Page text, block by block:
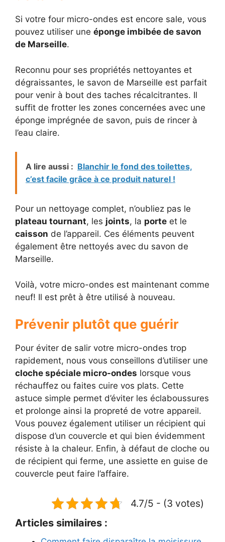
Si votre four micro-ondes est encore sale, vous
pouvez utiliser une éponge imbibée de savon
de Marseille.
Reconnu pour ses propriétés nettoyantes et
dégraissantes, le savon de Marseille est parfait
pour venir à bout des taches récalcitrantes. Il
suffit de frotter les zones concernées avec une
éponge imprégnée de savon, puis de rincer à
l’eau claire.
A lire aussi : Blanchir le fond des toilettes,
c’est facile grâce à ce produit naturel !
Pour un nettoyage complet, n’oubliez pas le
plateau tournant, les joints, la porte et le
caisson de l’appareil. Ces éléments peuvent
également être nettoyés avec du savon de
Marseille.
Voilà, votre micro-ondes est maintenant comme
neuf! Il est prêt à être utilisé à nouveau.
Prévenir plutôt que guérir
Pour éviter de salir votre micro-ondes trop
rapidement, nous vous conseillons d’utiliser une
cloche spéciale micro-ondes lorsque vous
réchauffez ou faites cuire vos plats. Cette
astuce simple permet d’éviter les éclaboussures
et prolonge ainsi la propreté de votre appareil.
Vous pouvez également utiliser un récipient qui
dispose d’un couvercle et qui bien évidemment
résiste à la chaleur. Enfin, à défaut de cloche ou
de récipient qui ferme, une assiette en guise de
couvercle peut faire l’affaire.
4.7/5 - (3 votes)
Articles similaires :